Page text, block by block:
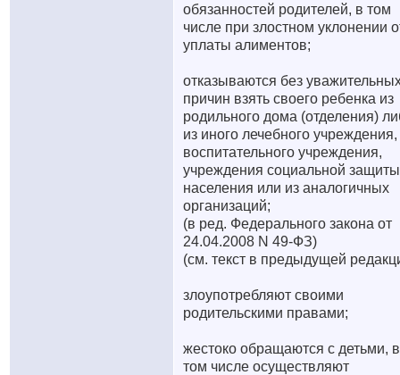
обязанностей родителей, в том
числе при злостном уклонении
уплаты алиментов;
отказываются без
причин взять своего ребенка из
родильного дома (отделения)
из иного лечебного учреждения,
воспитательного учреждения,
учреждения социальной защиты
населения или из аналогичных
организаций;
(в ред. Федерального закона от
24.04.2008 N 49-ФЗ)
(см. текст в предыдущей
злоупотребляют своими
родительскими правами;
жестоко обращаются с детьми, в
том числе осуществляют